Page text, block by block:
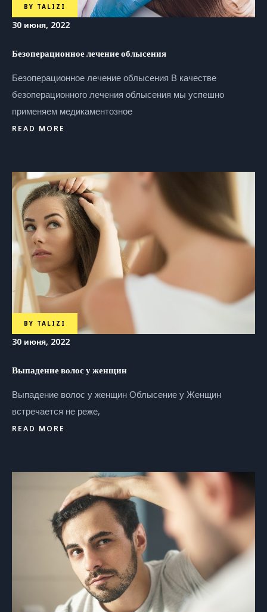
BY TALIZI
30 июня, 2022
Безоперационное лечение облысения
Безоперационное лечение облысения В качестве
безоперационного лечения облысения мы успешно
применяем медикаментозное
READ MORE
BY TALIZI
30 июня, 2022
Выпадение волос у женщин
Выпадение волос у женщин Облысение у Женщин
встречается не реже,
READ MORE